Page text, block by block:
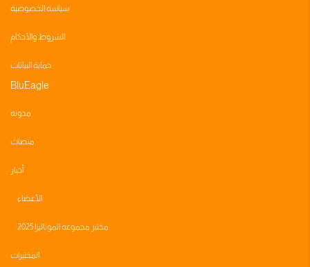
سياسة الخصوصية
الشروط والأحكام
حماية البيانات
BluEagle
مدونه
منصات
أخبار
الأعضاء
مختبر مجموعه الموناليزا 2025
المختبرات